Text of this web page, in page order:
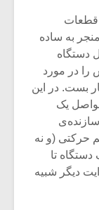
قطعات
به ساده
دستگاه
(۱۱). این روش را در مورد
بست. در این
یک
حرکتی (و نه
تا
دیگر شبیه